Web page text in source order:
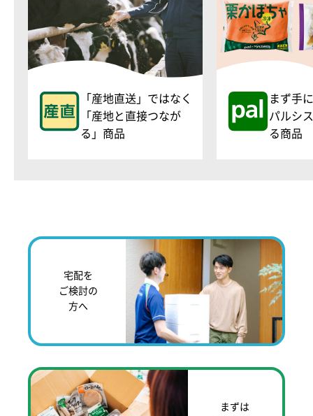
「産地直送」ではなく
「産地と直接つなが
る」商品
まず手
パルシ
る商品
宅配を
ご検討の
方へ
まずは